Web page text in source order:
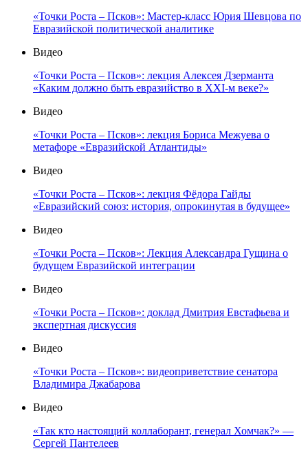
«Точки Роста – Псков»: Мастер-класс Юрия Шевцова по
Евразийской политической аналитике
Видео
«Точки Роста – Псков»: лекция Алексея Дзерманта
«Каким должно быть евразийство в XXI-м веке?»
Видео
«Точки Роста – Псков»: лекция Бориса Межуева о
метафоре «Евразийской Атлантиды»
Видео
«Точки Роста – Псков»: лекция Фёдора Гайды
«Евразийский союз: история, опрокинутая в будущее»
Видео
«Точки Роста – Псков»: Лекция Александра Гущина о
будущем Евразийской интеграции
Видео
«Точки Роста – Псков»: доклад Дмитрия Евстафьева и
экспертная дискуссия
Видео
«Точки Роста – Псков»: видеоприветствие сенатора
Владимира Джабарова
Видео
«Так кто настоящий коллаборант, генерал Хомчак?» —
Сергей Пантелеев